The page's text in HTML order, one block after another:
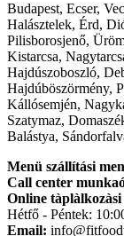
Budapest, Ecser,
Halásztelek, Érd,
Pilisborosjenő,
Kistarcsa,
Hajdúszoboszló,
Hajdúböszörmény,
Kállósemjén,
Szatymaz,
Balástya,
Menü szállítási
Call center
Online tàplàlkozàsi
Hétfő - Péntek:
Email: